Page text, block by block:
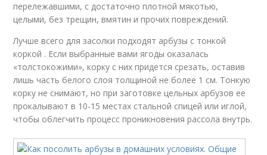
перележавшими, с достаточно плотной мякотью,
целыми, без трещин, вмятин и прочих повреждений.
Лучше всего для засолки подходят арбузы с тонкой
коркой . Если выбранные вами ягоды оказалась
«толстокожими», корку с них придется срезать, оставив
лишь часть белого слоя толщиной не более 1 см. Тонкую
корку не снимают, но при заготовке цельных арбузов ее
прокалывают в 10-15 местах стальной спицей или иглой,
чтобы облегчить процесс проникновения рассола внутрь.